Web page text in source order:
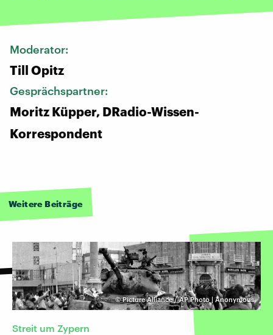
Moderator:
Till Opitz
Gesprächspartner:
Moritz Küpper, DRadio-Wissen-
Korrespondent
Weitere Beiträge
©Picture Alliance / AP Photo | Anonymous
Streit um Zypern